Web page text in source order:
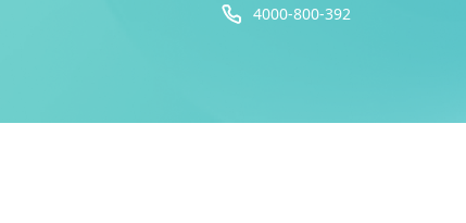
4000-800-392